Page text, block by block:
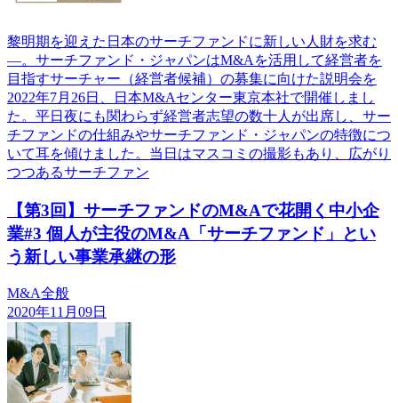
黎明期を迎えた日本のサーチファンドに新しい人財を求む
―。サーチファンド・ジャパンはM&Aを活用して経営者を
目指すサーチャー（経営者候補）の募集に向けた説明会を
2022年7月26日、日本M&Aセンター東京本社で開催しまし
た。平日夜にも関わらず経営者志望の数十人が出席し、サー
チファンドの仕組みやサーチファンド・ジャパンの特徴につ
いて耳を傾けました。当日はマスコミの撮影もあり、広がり
つつあるサーチファン
【第3回】サーチファンドのM&Aで花開く中小企
業#3 個人が主役のM&A「サーチファンド」とい
う新しい事業承継の形
M&A全般
2020年11月09日